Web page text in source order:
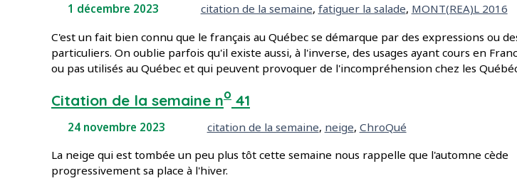
1 décembre 2023 Mots-clés :
citation de la semaine, fatiguer la salade, MONT(REA)L 2016
C'est un fait bien connu que le français au Québec se démarque par des expressions ou
particuliers. On oublie parfois qu'il existe aussi, à l'inverse, des usages ayant cours en
ou pas utilisés au Québec et qui peuvent provoquer de l'incompréhension chez les
Citation de la semaine no 41
24 novembre 2023 Mots-clés :
citation de la semaine, neige, ChroQué
La neige qui est tombée un peu plus tôt cette semaine nous rappelle que l'automne cède
progressivement sa place à l'hiver.